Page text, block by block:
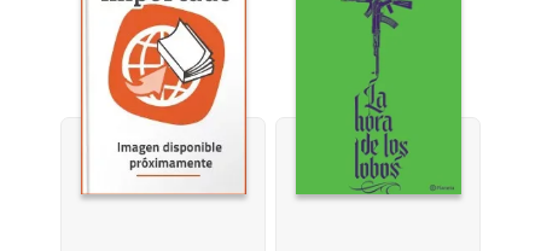
Tu nombre
Dirección de email